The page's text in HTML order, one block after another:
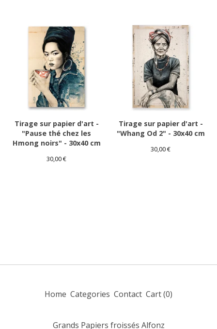
Tirage sur papier d'art -
"Pause thé chez les
Hmong noirs" - 30x40 cm
30,00€
Tirage sur papier d'art -
"Whang Od 2" - 30x40 cm
30,00€
Home Categories Contact Cart (0)
Grands Papiers froissés Alfonz